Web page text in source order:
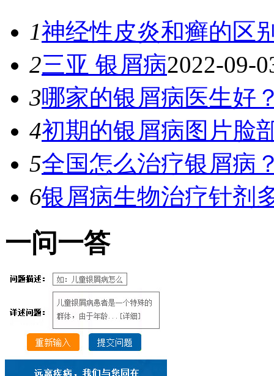
1神经性皮炎和癣的区
2三亚 银屑病2022-09-
3哪家的银屑病医生好
4初期的银屑病图片脸
5全国怎么治疗银屑病
6银屑病生物治疗针剂
一问一答